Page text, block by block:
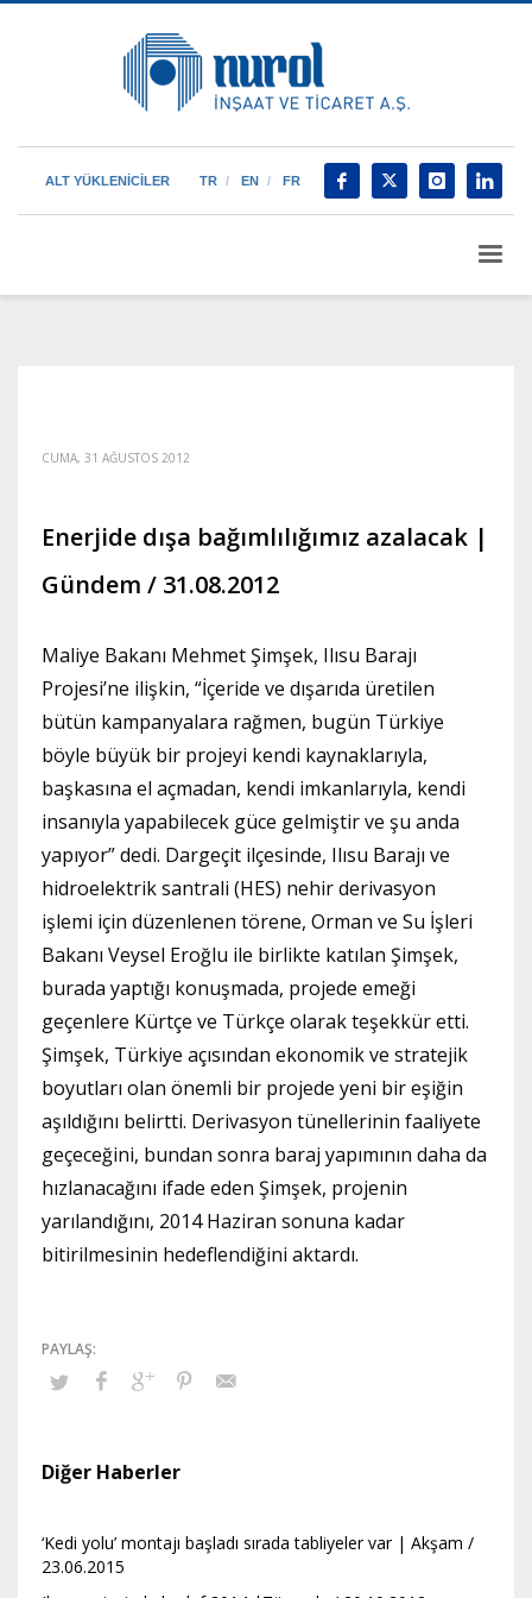
ALT YÜKLENİCİLER TR EN FR
CUMA, 31 AĞUSTOS 2012
Enerjide dışa bağımlılığımız azalacak |
Gündem / 31.08.2012
Maliye Bakanı Mehmet Şimşek, Ilısu Barajı
Projesi’ne ilişkin, “İçeride ve dışarıda üretilen
bütün kampanyalara rağmen, bugün Türkiye
böyle büyük bir projeyi kendi kaynaklarıyla,
başkasına el açmadan, kendi imkanlarıyla, kendi
insanıyla yapabilecek güce gelmiştir ve şu anda
yapıyor” dedi. Dargeçit ilçesinde, Ilısu Barajı ve
hidroelektrik santrali (HES) nehir derivasyon
işlemi için düzenlenen törene, Orman ve Su İşleri
Bakanı Veysel Eroğlu ile birlikte katılan Şimşek,
burada yaptığı konuşmada, projede emeği
geçenlere Kürtçe ve Türkçe olarak teşekkür etti.
Şimşek, Türkiye açısından ekonomik ve stratejik
boyutları olan önemli bir projede yeni bir eşiğin
aşıldığını belirtti. Derivasyon tünellerinin faaliyete
geçeceğini, bundan sonra baraj yapımının daha da
hızlanacağını ifade eden Şimşek, projenin
yarılandığını, 2014 Haziran sonuna kadar
bitirilmesinin hedeflendiğini aktardı.
Diğer Haberler
‘Kedi yolu’ montajı başladı sırada tabliyeler var | Akşam /
23.06.2015